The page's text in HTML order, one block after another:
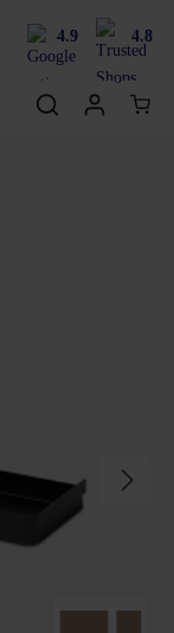
4.9 4.8